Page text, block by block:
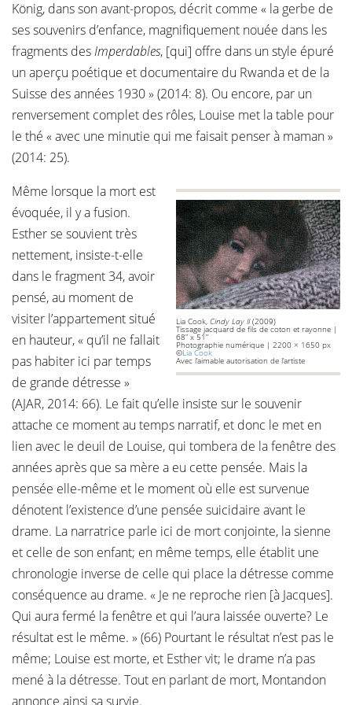
König, dans son avant-propos, décrit comme « la gerbe de
ses souvenirs d’enfance, magnifiquement nouée dans les
fragments desImperdables, [qui] offre dans un style épuré
un aperçu poétique et documentaire du Rwanda et de la
Suisse des années 1930 » (2014: 8). Ou encore, par un
renversement complet des rôles, Louise met la table pour
le thé « avec une minutie qui me faisait penser à maman »
(2014: 25).
Lia Cook, Cindy Lay II(2009)
Tissage jacquard de fils de coton et rayonne |
68” x 51”
Photographie numérique | 2200 × 1650 px
©Lia Cook
Avec l’aimable autorisation de l’artiste
Même lorsque la mort est
évoquée, il y a fusion.
Esther se souvient très
nettement, insiste-t-elle
dans le fragment 34, avoir
pensé, au moment de
visiter l’appartement situé
en hauteur, « qu’il ne fallait
pas habiter ici par temps
de grande détresse »
(AJAR, 2014: 66). Le fait qu’elle insiste sur le souvenir
attache ce moment au temps narratif, et donc le met en
lien avec le deuil de Louise, qui tombera de la fenêtre des
années après que sa mère a eu cette pensée. Mais la
pensée elle-même et le moment où elle est survenue
dénotent l’existence d’une pensée suicidaire avant le
drame. La narratrice parle ici de mort conjointe, la sienne
et celle de son enfant; en même temps, elle établit une
chronologie inverse de celle qui place la détresse comme
conséquence au drame. « Je ne reproche rien [à Jacques].
Qui aura fermé la fenêtre et qui l’aura laissée ouverte? Le
résultat est le même. » (66) Pourtant le résultat n’est pas le
même; Louise est morte, et Esther vit; le drame n’a pas
mené à la détresse. Tout en parlant de mort, Montandon
annonce ainsi sa survie.